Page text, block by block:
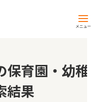
メニュー
保育園・幼稚
結果